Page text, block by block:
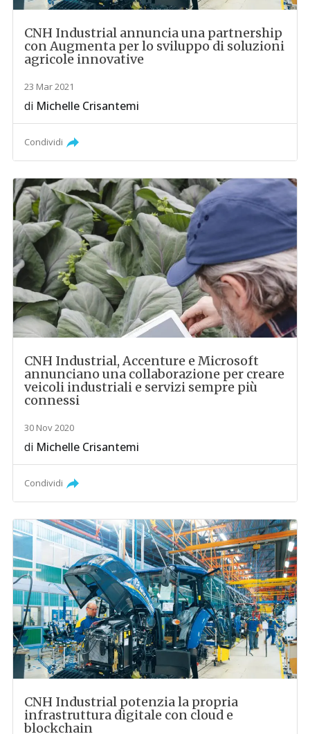
CNH Industrial annuncia una partnership
con Augmenta per lo sviluppo di soluzioni
agricole innovative
23 Mar 2021
di Michelle Crisantemi
Condividi
CNH Industrial, Accenture e Microsoft
annunciano una collaborazione per creare
veicoli industriali e servizi sempre più
connessi
30 Nov 2020
di Michelle Crisantemi
Condividi
CNH Industrial potenzia la propria
infrastruttura digitale con cloud e
blockchain